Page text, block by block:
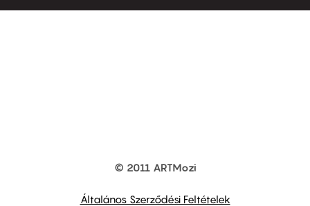
© 2011 ARTMozi
Általános Szerződési Feltételek